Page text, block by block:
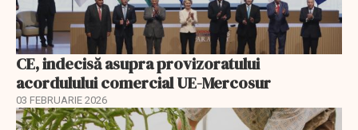
CE, indecisă asupra provizoratului
acordulului comercial UE-Mercosur
03 FEBRUARIE 2026